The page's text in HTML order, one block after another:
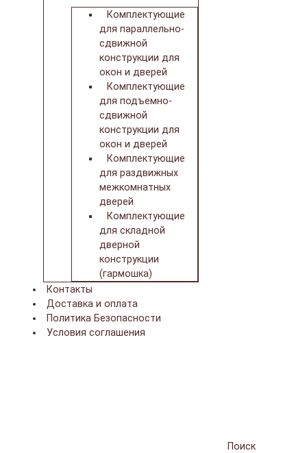
Комплектующие
для параллельно-
сдвижной
конструкции для
окон и дверей
Комплектующие
для подъемно-
сдвижной
конструкции для
окон и дверей
Комплектующие
для раздвижных
межкомнатных
дверей
Комплектующие
для складной
дверной
конструкции
(гармошка)
Контакты
Доставка и оплата
Политика Безопасности
Условия соглашения
Поиск